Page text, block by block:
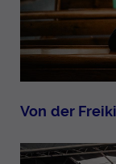
Von der